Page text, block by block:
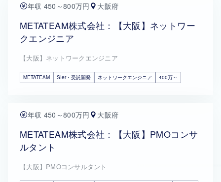
年収 450～800万円 大阪府
METATEAM株式会社：【大阪】ネットワー
クエンジニア
【大阪】ネットワークエンジニア
METATEAM SIer・受託開発 ネットワークエンジニア 400万～
年収 450～800万円 大阪府
METATEAM株式会社：【大阪】PMOコンサ
ルタント
【大阪】PMOコンサルタント